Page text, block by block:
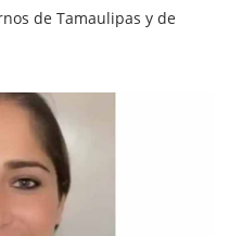
de Tamaulipas y de